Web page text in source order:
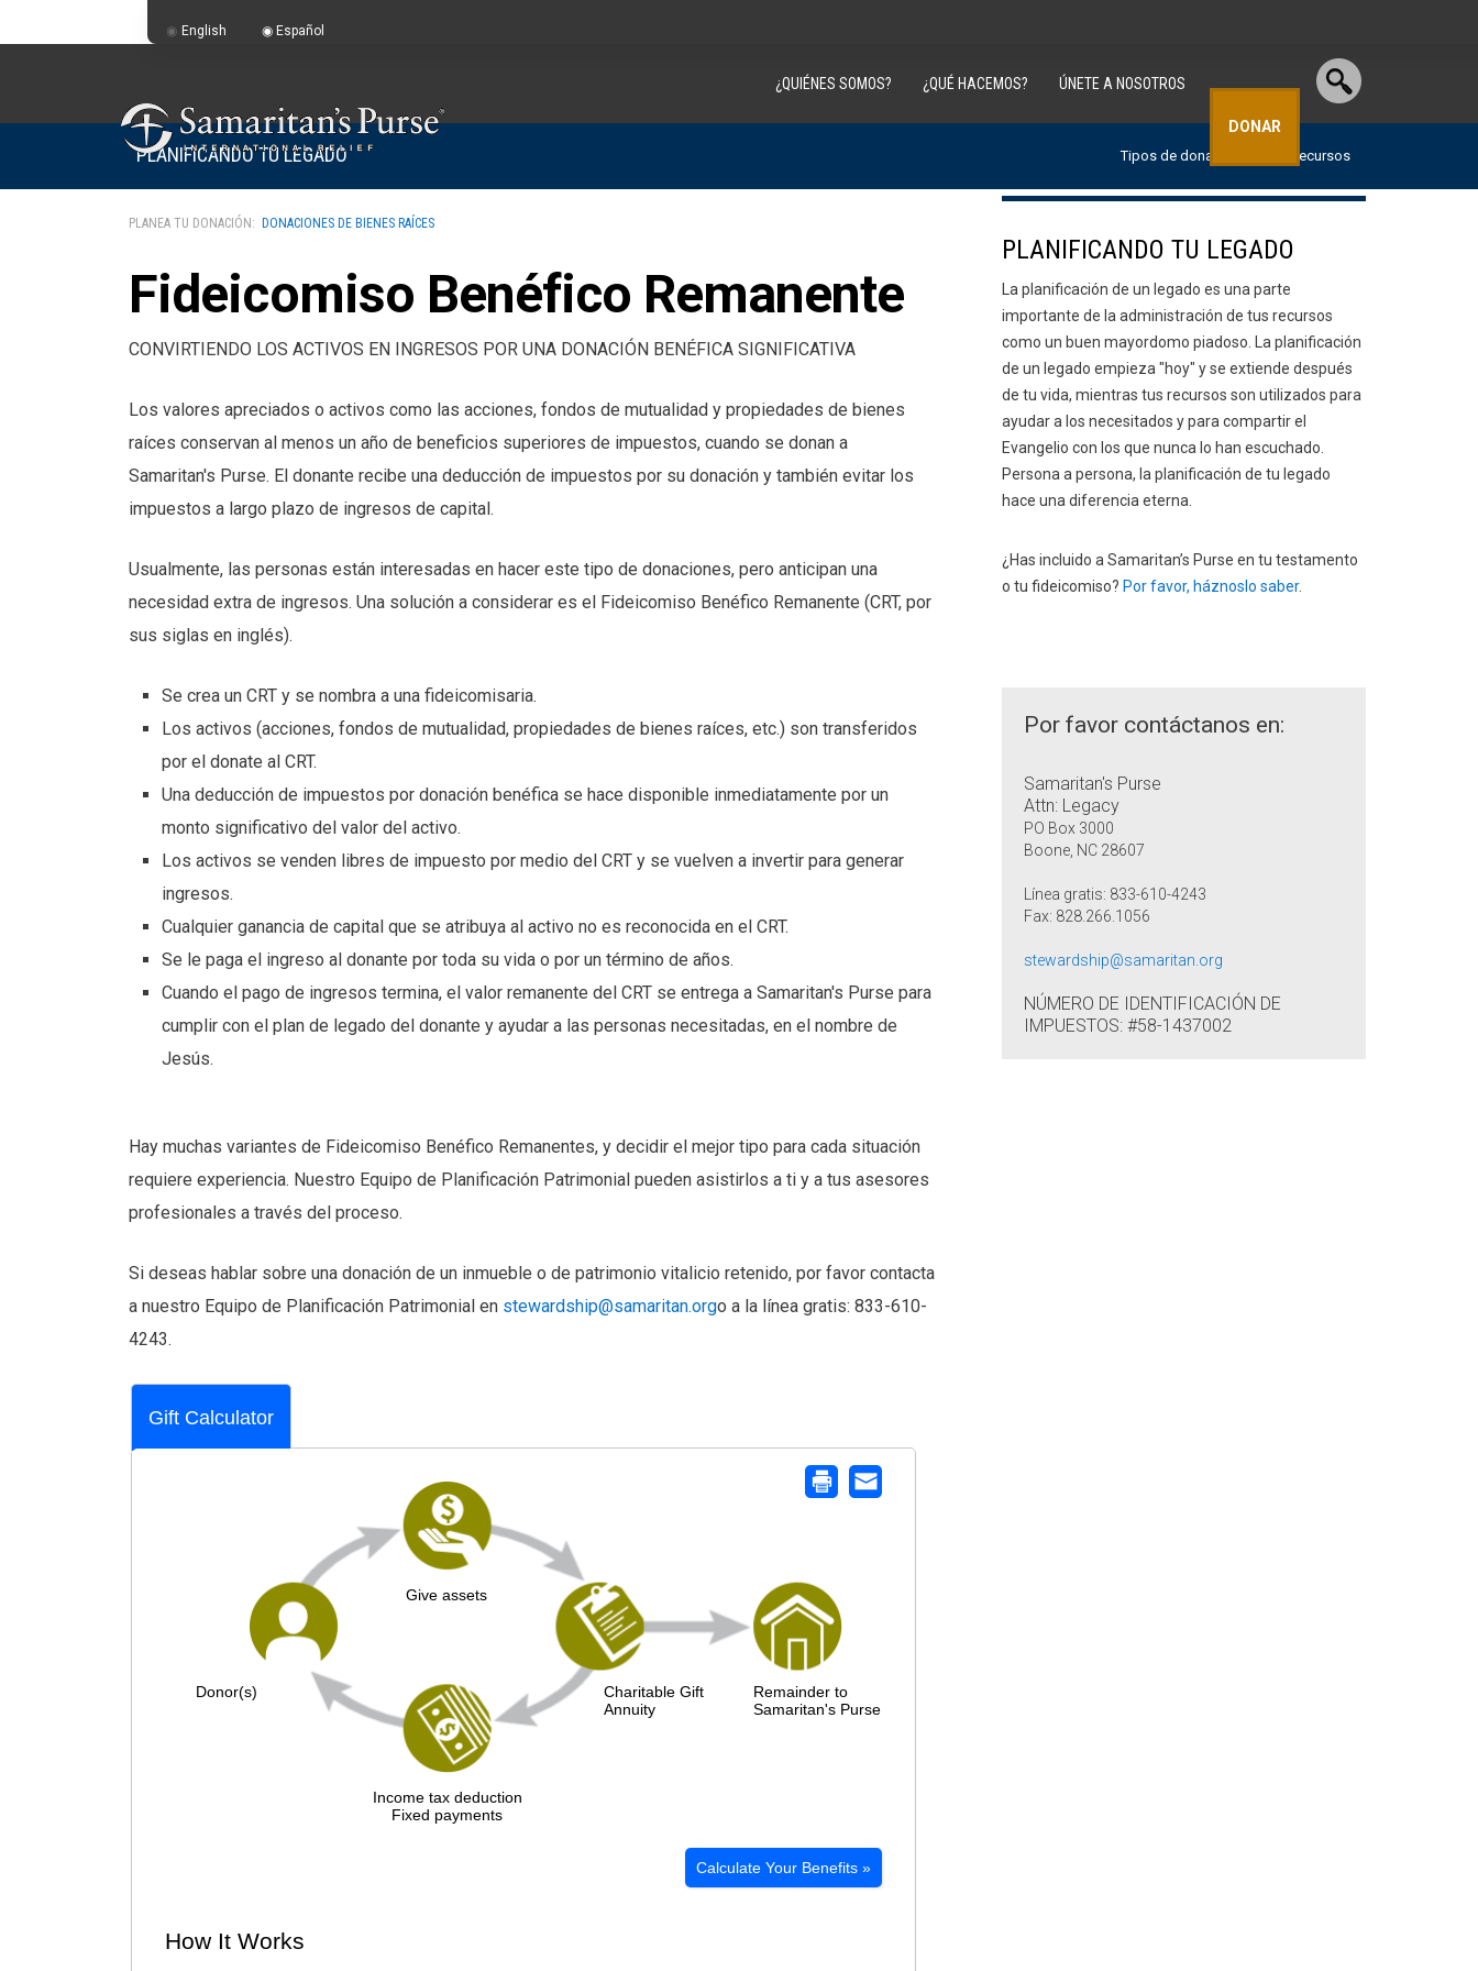
¿QUIÉNES SOMOS? ¿QUÉ HACEMOS? ÚNETE A NOSOTROS
DONAR
PLANIFICANDO TU LEGADO Tipos de donaciones: Recursos
PLANEA TU DONACIÓN: DONACIONES DE BIENES RAÍCES
Fideicomiso Benéfico Remanente
CONVIRTIENDO LOS ACTIVOS EN INGRESOS POR UNA DONACIÓN BENÉFICA SIGNIFICATIVA
Los valores apreciados o activos como las acciones, fondos de mutualidad y propiedades de bienes
raíces conservan al menos un año de beneficios superiores de impuestos, cuando se donan a
Samaritan's Purse. El donante recibe una deducción de impuestos por su donación y también evitar los
impuestos a largo plazo de ingresos de capital.
Usualmente, las personas están interesadas en hacer este tipo de donaciones, pero anticipan una
necesidad extra de ingresos. Una solución a considerar es el Fideicomiso Benéfico Remanente (CRT, por
sus siglas en inglés).
Se crea un CRT y se nombra a una fideicomisaria.
Los activos (acciones, fondos de mutualidad, propiedades de bienes raíces, etc.) son transferidos
por el donate al CRT.
Una deducción de impuestos por donación benéfica se hace disponible inmediatamente por un
monto significativo del valor del activo.
Los activos se venden libres de impuesto por medio del CRT y se vuelven a invertir para generar
ingresos.
Cualquier ganancia de capital que se atribuya al activo no es reconocida en el CRT.
Se le paga el ingreso al donante por toda su vida o por un término de años.
Cuando el pago de ingresos termina, el valor remanente del CRT se entrega a Samaritan's Purse para
cumplir con el plan de legado del donante y ayudar a las personas necesitadas, en el nombre de
Jesús.
Hay muchas variantes de Fideicomiso Benéfico Remanentes, y decidir el mejor tipo para cada situación
requiere experiencia. Nuestro Equipo de Planificación Patrimonial pueden asistirlos a ti y a tus asesores
profesionales a través del proceso.
Si deseas hablar sobre una donación de un inmueble o de patrimonio vitalicio retenido, por favor contacta
a nuestro Equipo de Planificación Patrimonial en stewardship@samaritan.orgo a la línea gratis: 833-610-
4243.
PLANIFICANDO TU LEGADO
La planificación de un legado es una parte
importante de la administración de tus recursos
como un buen mayordomo piadoso. La planificación
de un legado empieza "hoy" y se extiende después
de tu vida, mientras tus recursos son utilizados para
ayudar a los necesitados y para compartir el
Evangelio con los que nunca lo han escuchado.
Persona a persona, la planificación de tu legado
hace una diferencia eterna.
¿Has incluido a Samaritan’s Purse en tu testamento
o tu fideicomiso? Por favor, háznoslo saber.
Por favor contáctanos en:
Samaritan's Purse
Attn: Legacy
PO Box 3000
Boone, NC 28607
Línea gratis: 833-610-4243
Fax: 828.266.1056
stewardship@samaritan.org
NÚMERO DE IDENTIFICACIÓN DE
IMPUESTOS: #58-1437002
English Español